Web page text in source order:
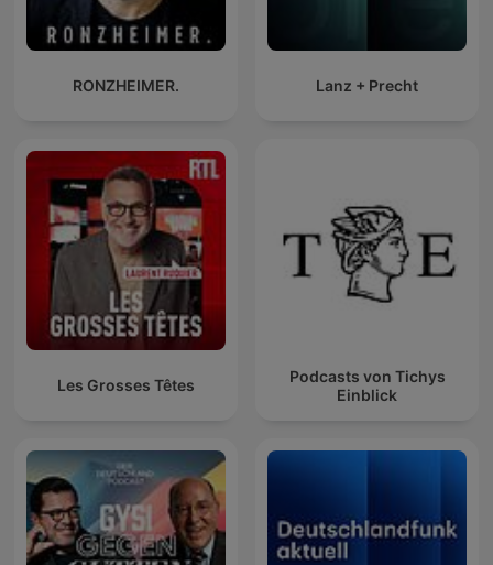
RONZHEIMER. Lanz + Precht
Les Grosses Têtes
Podcasts von Tichys
Einblick